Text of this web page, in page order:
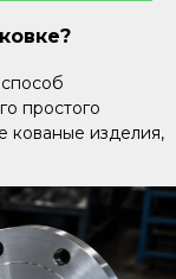
простого
кованые изделия,